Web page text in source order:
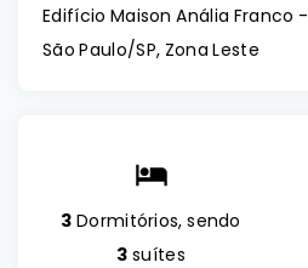
Edifício Maison Anália Franco -
São Paulo/SP, Zona Leste
3 Dormitórios, sendo
3 suítes